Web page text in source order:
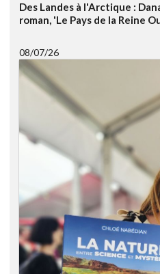
Des Landes à l'Arctique :
roman, 'Le Pays de la Reine
08/07/26